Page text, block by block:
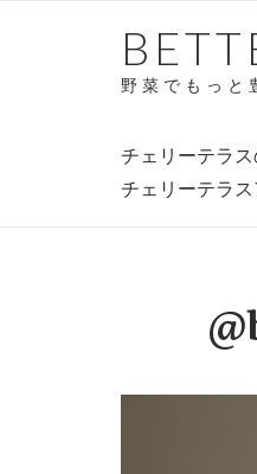
野菜でもっと
チェリーテラ
チェリーテラ